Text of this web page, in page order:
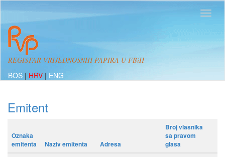
REGISTAR VRIJEDNOSNIH PAPIRA U FBiH
BOS | HRV | ENG
Emitent
Oznaka
emitenta
Naziv emitenta Adresa
Broj vlasnika
sa pravom
glasa